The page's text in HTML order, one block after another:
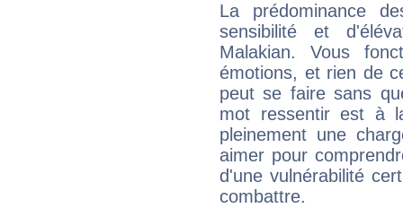
La prédominance
sensibilité et
Malakian. Vous
émotions, et rien de
peut se faire sans
mot ressentir est à
pleinement une
aimer pour
d'une vulnérabilité
combattre.